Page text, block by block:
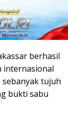
berhasil
internasional
tujuh
bukti sabu